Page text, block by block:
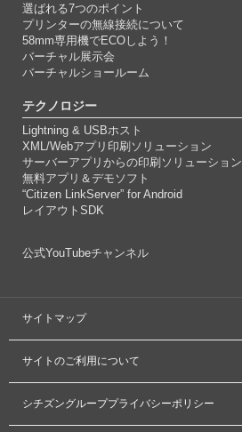
選ばれる7つのポイント
プリンターの無線接続について
58mm専用機でECOしよう！
バーチャル展示会
バーチャルショールーム
テクノロジー
Lightning & USBホスト
XML/Webアプリ印刷ソリューション
サーバーアプリからの印刷ソリューション
無料アプリ＆デモソフト
“Citizen LinkServer” for Android
レイアウトSDK
公式YouTubeチャンネル
サイトマップ
サイトのご利用について
シチズングループプライバシーポリシー